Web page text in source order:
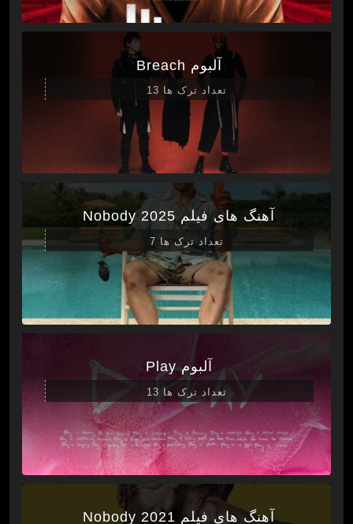
آلبوم Breach
تعداد ترک ها 13
آهنگ های فیلم Nobody 2025
تعداد ترک ها 7
آلبوم Play
تعداد ترک ها 13
آهنگ های فیلم Nobody 2021